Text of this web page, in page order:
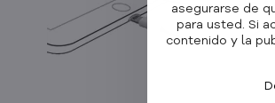
asegurarse de
para usted. Si
contenido y la